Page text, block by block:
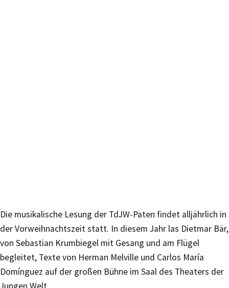
Die musikalische Lesung der TdJW-Paten findet alljährlich in
der Vorweihnachtszeit statt. In diesem Jahr las Dietmar Bär,
von Sebastian Krumbiegel mit Gesang und am Flügel
begleitet, Texte von Herman Melville und Carlos María
Domínguez auf der großen Bühne im Saal des Theaters der